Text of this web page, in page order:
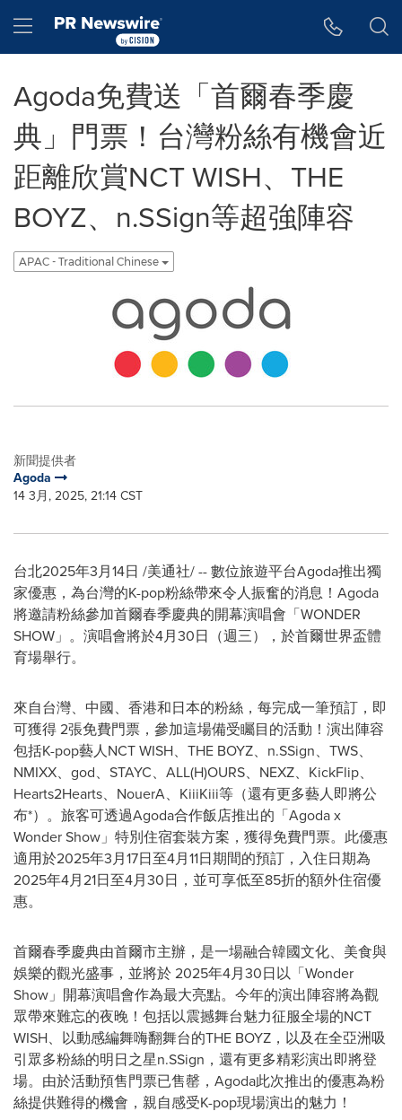
Hamburger menu
Agoda免費送「首爾春季慶
典」門票！台灣粉絲有機會近
距離欣賞NCT WISH、THE
BOYZ、n.SSign等超強陣容
APAC - Traditional Chinese
新聞提供者
Agoda
14 3月, 2025, 21:14 CST
台北2025年3月14日 /美通社/ -- 數位旅遊平台Agoda推出獨
家優惠，為台灣的K-pop粉絲帶來令人振奮的消息！Agoda
將邀請粉絲參加首爾春季慶典的開幕演唱會「WONDER
SHOW」。演唱會將於4月30日（週三），於首爾世界盃體
育場舉行。
來自台灣、中國、香港和日本的粉絲，每完成一筆預訂，即
可獲得 2張免費門票，參加這場備受矚目的活動！演出陣容
包括K-pop藝人NCT WISH、THE BOYZ、n.SSign、TWS、
NMIXX、god、STAYC、ALL(H)OURS、NEXZ、KickFlip、
Hearts2Hearts、NouerA、KiiiKiii等（還有更多藝人即將公
布*）。旅客可透過Agoda合作飯店推出的「Agoda x
Wonder Show」特別住宿套裝方案，獲得免費門票。此優惠
適用於2025年3月17日至4月11日期間的預訂，入住日期為
2025年4月21日至4月30日，並可享低至85折的額外住宿優
惠。
首爾春季慶典由首爾市主辦，是一場融合韓國文化、美食與
娛樂的觀光盛事，並將於 2025年4月30日以「Wonder
Show」開幕演唱會作為最大亮點。今年的演出陣容將為觀
眾帶來難忘的夜晚！包括以震撼舞台魅力征服全場的NCT
WISH、以動感編舞嗨翻舞台的THE BOYZ，以及在全亞洲吸
引眾多粉絲的明日之星n.SSign，還有更多精彩演出即將登
場。由於活動預售門票已售罄，Agoda此次推出的優惠為粉
絲提供難得的機會，親自感受K-pop現場演出的魅力！